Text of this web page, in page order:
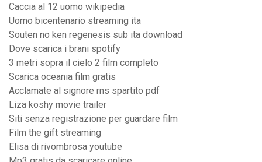
Caccia al 12 uomo wikipedia
Uomo bicentenario streaming ita
Souten no ken regenesis sub ita download
Dove scarica i brani spotify
3 metri sopra il cielo 2 film completo
Scarica oceania film gratis
Acclamate al signore rns spartito pdf
Liza koshy movie trailer
Siti senza registrazione per guardare film
Film the gift streaming
Elisa di rivombrosa youtube